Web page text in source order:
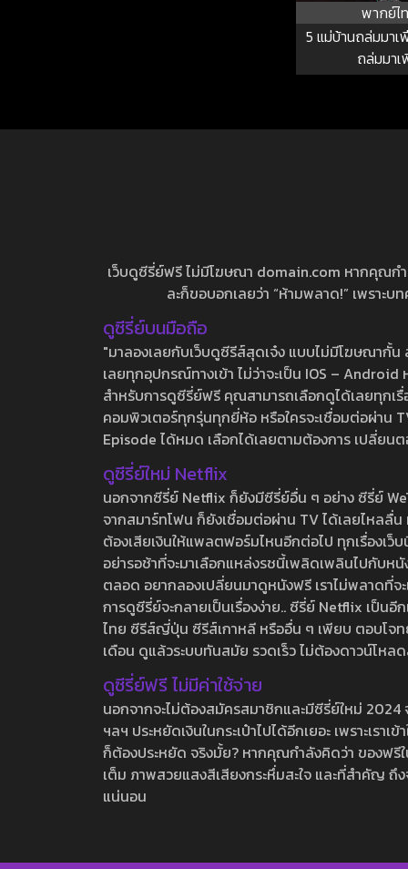
พากย์ไ
5 แม่บ้านถล่มมา
ถล่มมา
เว็บดูซีรี่ย์ฟรี ไม่มีโฆษณา domain.com หากคุณก
ละก็ขอบอกเลยว่า “ห้ามพลาด!” เพราะ
ดูซีรี่ย์บนมือถือ
"มาลองเลยกับเว็บดูซีรีส์สุดเจ๋ง แบบไม่มีโฆษณากั้
เลยทุกอุปกรณ์ทางเข้า ไม่ว่าจะเป็น IOS –
สำหรับการดูซีรี่ย์ฟรี คุณสามารถเลือกดูได้เลยทุกเ
คอมพิวเตอร์ทุกรุ่นทุกยี่ห้อ หรือใครจะเชื่อมต่อผ่าน
Episode ได้หมด เลือกได้เลยตามต้องการ เปลี่ยน
ดูซีรี่ย์ใหม่ Netflix
นอกจากซีรี่ย์ Netflix ก็ยังมีซีรี่ย์อื่น ๆ อย่าง ซีรี่ย์
จากสมาร์ทโฟน ก็ยังเชื่อมต่อผ่าน TV ได้เลยไหลลื่
ต้องเสียเงินให้แพลตฟอร์มไหนอีกต่อไป ทุกเรื่องเว็
อย่ารอช้าที่จะมาเลือกแหล่งรชนี้เพลิดเพลินไปกับห
ตลอด อยากลองเปลี่ยนมาดูหนังฟรี เราไม่พลาดที่
การดูซีรี่ย์จะกลายเป็นเรื่องง่าย.. ซีรี่ย์ Netflix เป็น
ไทย ซีรีส์ญี่ปุ่น ซีรีส์เกาหลี หรืออื่น ๆ เพียบ ตอบโจท
เดือน ดูแล้วระบบทันสมัย รวดเร็ว ไม่ต้องดาวน์โห
ดูซีรี่ย์ฟรี ไม่มีค่าใช้จ่าย
นอกจากจะไม่ต้องสมัครสมาชิกและมีซีรี่ย์ใหม่
ฯลฯ ประหยัดเงินในกระเป๋าไปได้อีกเยอะ เพราะเร
ก็ต้องประหยัด จริงมั้ย? หากคุณกำลังคิดว่า ของฟ
เต็ม ภาพสวยแสงสีเสียงกระหึ่มสะใจ และที่สำคัญ
แน่นอน